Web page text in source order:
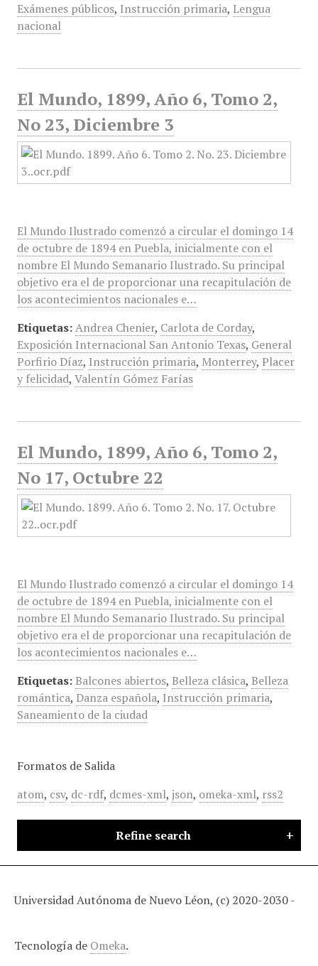
Exámenes públicos, Instrucción primaria, Lengua
nacional
El Mundo, 1899, Año 6, Tomo 2,
No 23, Diciembre 3
El Mundo Ilustrado comenzó a circular el domingo 14
de octubre de 1894 en Puebla, inicialmente con el
nombre El Mundo Semanario Ilustrado. Su principal
objetivo era el de proporcionar una recapitulación de
los acontecimientos nacionales e…
Etiquetas: Andrea Chenier, Carlota de Corday,
Exposición Internacional San Antonio Texas, General
Porfirio Díaz, Instrucción primaria, Monterrey, Placer
y felicidad, Valentín Gómez Farías
El Mundo, 1899, Año 6, Tomo 2,
No 17, Octubre 22
El Mundo Ilustrado comenzó a circular el domingo 14
de octubre de 1894 en Puebla, inicialmente con el
nombre El Mundo Semanario Ilustrado. Su principal
objetivo era el de proporcionar una recapitulación de
los acontecimientos nacionales e…
Etiquetas: Balcones abiertos, Belleza clásica, Belleza
romántica, Danza española, Instrucción primaria,
Saneamiento de la ciudad
Formatos de Salida
atom, csv, dc-rdf, dcmes-xml, json, omeka-xml, rss2
Refine search
Universidad Autónoma de Nuevo Léon, (c) 2020-2030 -
Tecnología de Omeka.